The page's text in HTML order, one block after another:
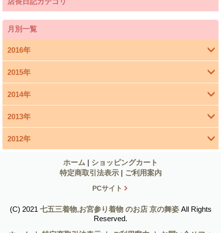
月別一覧
2016年
4月 (1)
2015年
3月 (1)
1月 (1)
2014年
11月 (4)
10月 (5)
7月 (4)
6月 (5)
2013年
12月 (1)
9月 (2)
8月 (2)
2012年
10月 (7)
9月 (6)
ホーム | ショッピングカート
特定商取引法表示 | ご利用案内
PCサイト
(C) 2021 七五三着物,お宮参り着物 のお店 京の舞姿All Rights
Reserved.